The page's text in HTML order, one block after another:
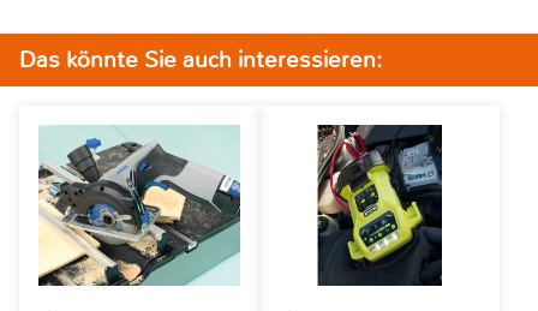
Das könnte Sie auch interessieren: